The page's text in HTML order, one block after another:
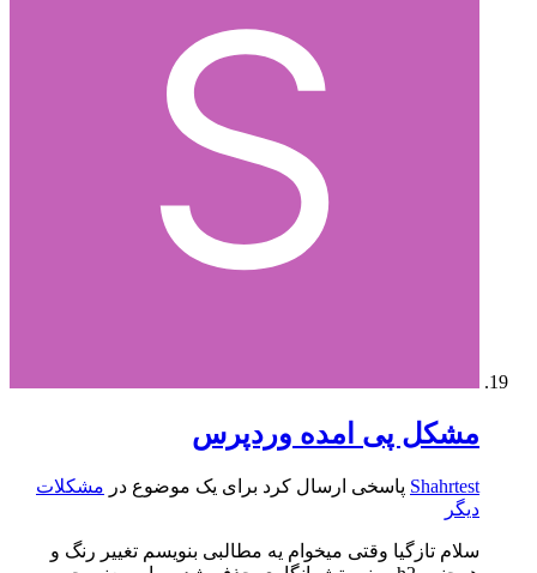
مشکل پی امده وردپرس
Shahrtest پاسخی ارسال کرد برای یک موضوع در مشکلات
دیگر
سلام تازگیا وقتی میخوام یه مطالبی بنویسم تغییر رنگ و